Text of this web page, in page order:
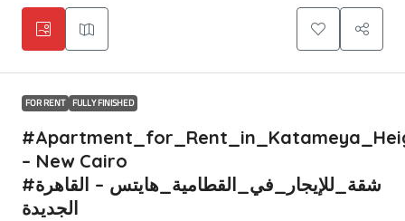
FOR RENT FULLY FINISHED
– New Cairo
#شقة_للإيجار_في_القطامية_هايتس – القاهرة
الجديدة